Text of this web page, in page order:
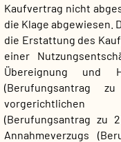
Kaufvertrag nicht
die Klage abgewiesen.
die Erstattung des
einer
Übereignung und
(Berufungsantrag
vorgerichtlichen
(Berufungsantrag zu
Annahmeverzugs